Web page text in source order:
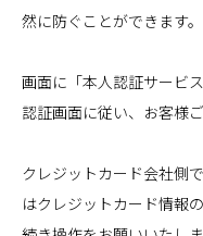
然に防ぐことができます。
画面に「本人認証サービ
認証画面に従い、お客様
クレジットカード会社側
はクレジットカード情報